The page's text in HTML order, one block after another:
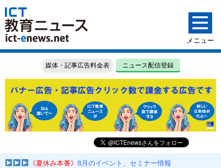
媒体・記事広告料金表 ニュース配信登録
《夏休み本番》8月のイベント、セミナー情報